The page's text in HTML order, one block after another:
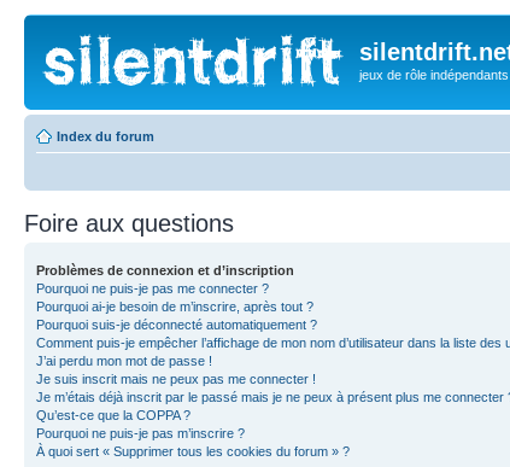
jeux de rôle indépendants
Index du forum
Foire aux questions
Problèmes de connexion et d’inscription
Pourquoi ne puis-je pas me connecter ?
Pourquoi ai-je besoin de m’inscrire, après tout ?
Pourquoi suis-je déconnecté automatiquement ?
Comment puis-je empêcher l’affichage de mon nom d’utilisateur dans la liste des
J’ai perdu mon mot de passe !
Je suis inscrit mais ne peux pas me connecter !
Je m’étais déjà inscrit par le passé mais je ne peux à présent plus me connecter
Qu’est-ce que la COPPA ?
Pourquoi ne puis-je pas m’inscrire ?
À quoi sert « Supprimer tous les cookies du forum » ?